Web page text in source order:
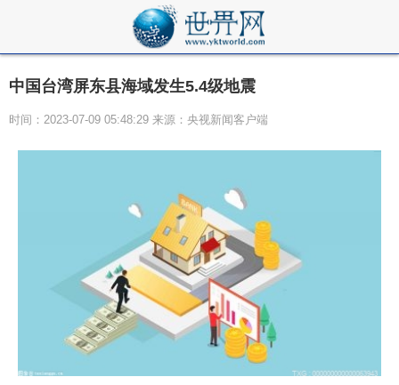
中国台湾屏东县海域发生5.4级地震
时间：2023-07-09 05:48:29 来源：央视新闻客户端